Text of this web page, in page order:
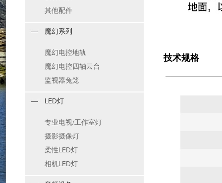
其他配件
魔幻系列
魔幻电控地轨
魔幻电控四轴云台
监视器兔笼
LED灯
专业电视/工作室灯
摄影摄像灯
柔性LED灯
相机LED灯
技术规格